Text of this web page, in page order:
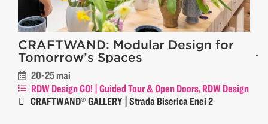
CRAFTWAND: Modular Design for
Tomorrow’s Spaces
20-25 mai
RDW Design GO! | Guided Tour & Open Doors, RDW Design
GO! | Exhibition
CRAFTWAND® GALLERY | Strada Biserica Enei 2